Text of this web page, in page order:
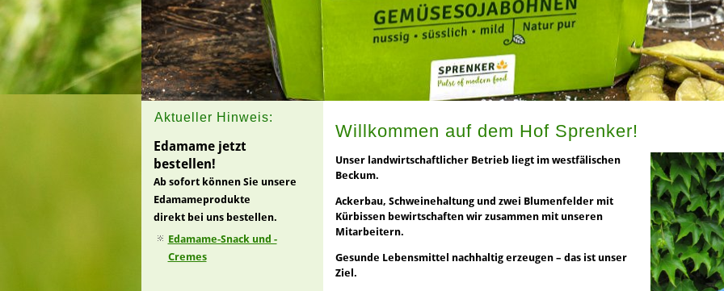
Aktueller Hinweis:
Edamame jetzt
bestellen!
Ab sofort können Sie unsere
Edamameprodukte
direkt bei uns bestellen.
Edamame-Snack und -
Cremes
Willkommen auf dem Hof Sprenker!
Unser landwirtschaftlicher Betrieb liegt im westfälischen
Beckum.
Ackerbau, Schweinehaltung und zwei Blumenfelder mit
Kürbissen bewirtschaften wir zusammen mit unseren
Mitarbeitern.
Gesunde Lebensmittel nachhaltig erzeugen – das ist unser
Ziel.